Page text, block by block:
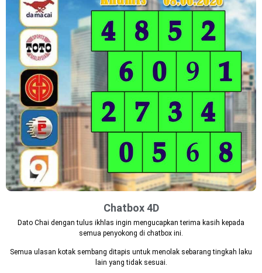
Chatbox 4D
Dato Chai dengan tulus ikhlas ingin mengucapkan terima kasih kepada
semua penyokong di chatbox ini.
Semua ulasan kotak sembang ditapis untuk menolak sebarang tingkah laku
lain yang tidak sesuai.